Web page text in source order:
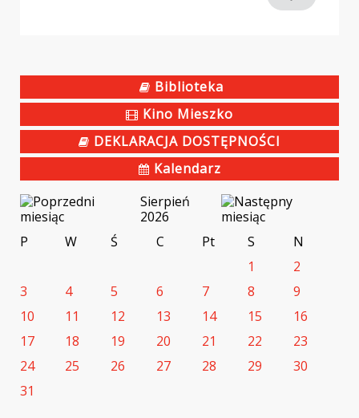
Biblioteka
Kino Mieszko
DEKLARACJA DOSTĘPNOŚCI
Kalendarz
Sierpień
2026
P
W Ś C Pt S
N
1
2
3
4 5 6 7 8
9
10
11 12 13 14 15
16
17
18 19 20 21 22
23
24
25 26 27 28 29
30
31